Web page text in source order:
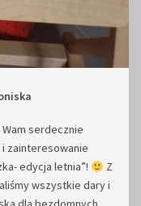
serdecznie
zainteresowanie
edycja letnia”!
Z
wszystkie dary i